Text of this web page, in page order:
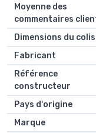
Moyenne des
commentaires
Dimensions du colis
Fabricant
Référence
constructeur
Pays d'origine
Marque